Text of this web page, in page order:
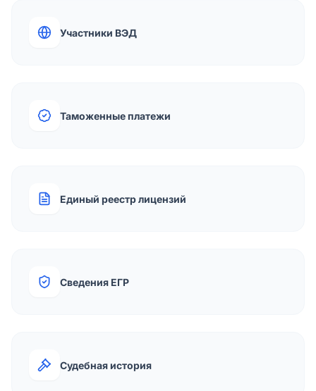
Участники ВЭД
Таможенные платежи
Единый реестр лицензий
Сведения ЕГР
Судебная история